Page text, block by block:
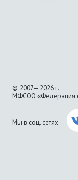
© 2007—2026 г.
МФСОО «Федерация
Мы в соц. сетях —